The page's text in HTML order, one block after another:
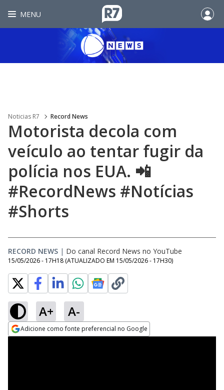
MENU
Noticias R7 Record News
Motorista decola com
veículo ao tentar fugir da
polícia nos EUA. 📲
#RecordNews #Notícias
#Shorts
RECORD NEWS | Do canal Record News no YouTube
15/05/2026 - 17H18 (ATUALIZADO EM 15/05/2026 - 17H30)
A+ A-
Adicione como fonte preferencial no Google